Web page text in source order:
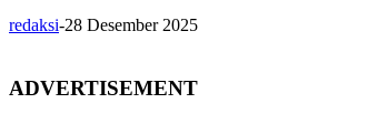
redaksi-28 Desember 2025
ADVERTISEMENT